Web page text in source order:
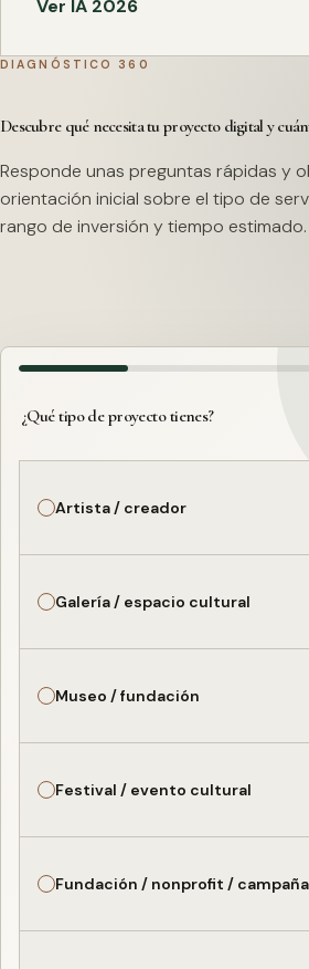
Ver IA 2026
DIAGNÓSTICO 360
Descubre qué necesita tu proyecto digital y
Responde unas preguntas rápidas y
orientación inicial sobre el tipo de
rango de inversión y tiempo estimado.
¿Qué tipo de proyecto tienes?
Artista / creador
Galería / espacio cultural
Museo / fundación
Festival / evento cultural
Fundación / nonprofit /